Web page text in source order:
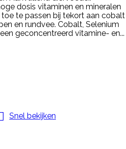
dosis vitaminen en mineralen
te passen bij tekort aan cobalt
en rundvee. Cobalt, Selenium
geconcentreerd vitamine- en...
Snel bekijken